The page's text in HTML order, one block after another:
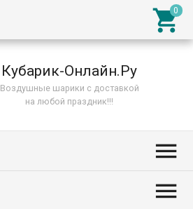

Кубарик-Онлайн.Ру
Воздушные шарики с доставкой
на любой праздник!!!

